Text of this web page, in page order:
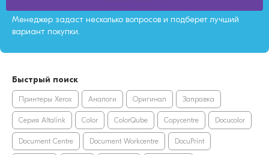
Менеджер задаст несколько вопросов и подберет лучший
вариант покупки.
Быстрый поиск
Принтеры Xerox Аналоги Оригинал Заправка
Серия Altalink Color ColorQube Copycentre Docucolor
Document Centre Document Workcentre DocuPrint